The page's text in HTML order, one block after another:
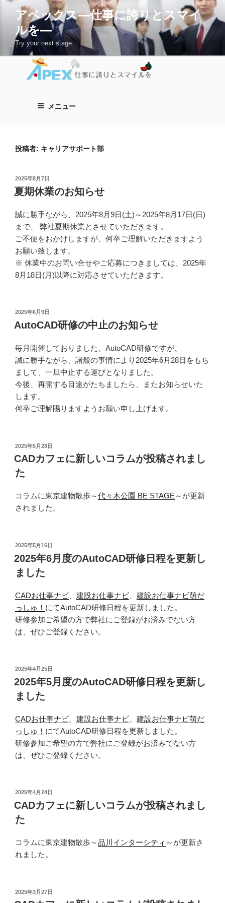
アペックス―仕事に誇りとスマイ
ルを―
Try your next stage.
メニュー
投稿者: キャリアサポート部
投
稿
日:
2025年8月7日
夏期休業のお知らせ
誠に勝手ながら、2025年8月9日(土)～2025年8月17日(日)
まで、 弊社夏期休業とさせていただきます。
ご不便をおかけしますが、何卒ご理解いただきますよう
お願い致します。
※ 休業中のお問い合せやご応募につきましては、2025年
8月18日(月)以降に対応させていただきます。
投
稿
日:
2025年6月9日
AutoCAD研修の中止のお知らせ
毎月開催しておりました、AutoCAD研修ですが、
誠に勝手ながら、諸般の事情により2025年6月28日をもち
まして、一旦中止する運びとなりました。
今後、再開する目途がたちましたら、またお知らせいた
します。
何卒ご理解賜りますようお願い申し上げます。
投
稿
日:
2025年5月28日
CADカフェに新しいコラムが投稿されまし
た
コラムに東京建物散歩～代々木公園 BE STAGE ～が更新
されました。
投
稿
日:
2025年5月16日
2025年6月度のAutoCAD研修日程を更新し
ました
CADお仕事ナビ 建設お仕事ナビ
建設お仕事ナビ萌だ
っしゅ！ にてAutoCAD研修日程を更新しました。
研修参加ご希望の方で弊社にご登録がお済みでない方
は、ぜひご登録ください。
投
稿
日:
2025年4月25日
2025年5月度のAutoCAD研修日程を更新し
ました
CADお仕事ナビ 建設お仕事ナビ
建設お仕事ナビ萌だ
っしゅ！ にてAutoCAD研修日程を更新しました。
研修参加ご希望の方で弊社にご登録がお済みでない方
は、ぜひご登録ください。
投
稿
日:
2025年4月24日
CADカフェに新しいコラムが投稿されまし
た
コラムに東京建物散歩～品川インターシティ ～が更新さ
れました。
投
稿
2025年3月27日